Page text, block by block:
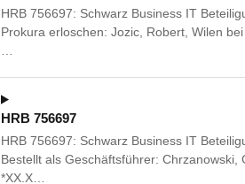
HRB 756697: Schwarz Business IT
Prokura erloschen: Jozic, Robert, Wilen
…
HRB 756697
HRB 756697: Schwarz Business IT
Bestellt als Geschäftsführer: Chrzanowski,
*XX.X…